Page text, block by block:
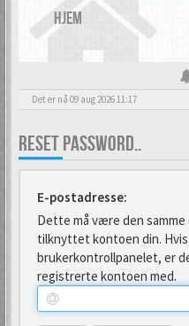
HJEM
Det er nå 09 aug 2026 11:17
RESET PASSWORD..
E-postadresse:
Dette må være den
tilknyttet kontoen din.
brukerkontrollpanelet, er
registrerte kontoen med.